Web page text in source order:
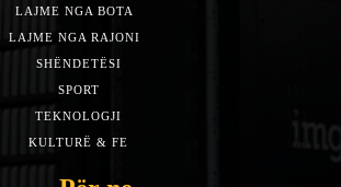
LAJME NGA BOTA
LAJME NGA RAJONI
SHËNDETËSI
SPORT
TEKNOLOGJI
KULTURË & FE